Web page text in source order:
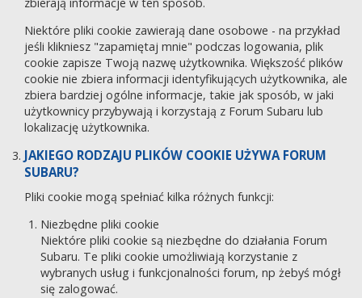
Niektóre pliki cookie zawierają dane osobowe - na przykład
jeśli klikniesz "zapamiętaj mnie" podczas logowania, plik
cookie zapisze Twoją nazwę użytkownika. Większość plików
cookie nie zbiera informacji identyfikujących użytkownika, ale
zbiera bardziej ogólne informacje, takie jak sposób, w jaki
użytkownicy przybywają i korzystają z Forum Subaru lub
lokalizację użytkownika.
JAKIEGO RODZAJU PLIKÓW COOKIE UŻYWA FORUM
SUBARU?
Pliki cookie mogą spełniać kilka różnych funkcji:
Niezbędne pliki cookie
Niektóre pliki cookie są niezbędne do działania Forum
Subaru. Te pliki cookie umożliwiają korzystanie z
wybranych usług i funkcjonalności forum, np żebyś mógł
się zalogować.